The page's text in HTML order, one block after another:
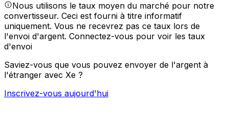
Nous utilisons le taux moyen du marché pour notre
convertisseur. Ceci est fourni à titre informatif
uniquement. Vous ne recevrez pas ce taux lors de
l'envoi d'argent. Connectez-vous pour voir les taux
d'envoi
Saviez-vous que vous pouvez envoyer de l'argent à
l'étranger avec Xe ?
Inscrivez-vous aujourd'hui